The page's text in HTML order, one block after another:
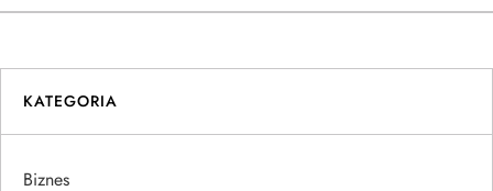
w
i
g
a
KATEGORIA
Biznes